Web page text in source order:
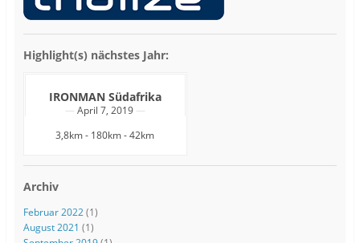
Highlight(s) nächstes Jahr:
IRONMAN Südafrika
April 7, 2019
3,8km - 180km - 42km
Archiv
Februar 2022(1)
August 2021 (1)